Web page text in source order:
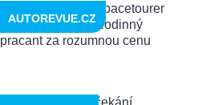
AUTOREVUE.CZ